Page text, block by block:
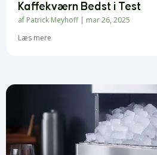
Kaffekværn Bedst i Test
af Patrick Meyhoff| mar 26, 2025
Læs mere